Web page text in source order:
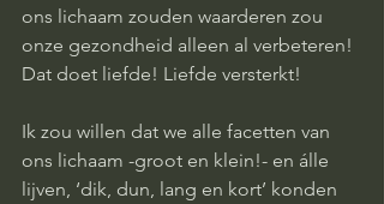
ons lichaam zouden waarderen zou
onze gezondheid alleen al verbeteren!
Dat doet liefde! Liefde versterkt!
Ik zou willen dat we alle facetten van
ons lichaam -groot en klein!- en álle
lijven, ‘dik, dun, lang en kort’ konden